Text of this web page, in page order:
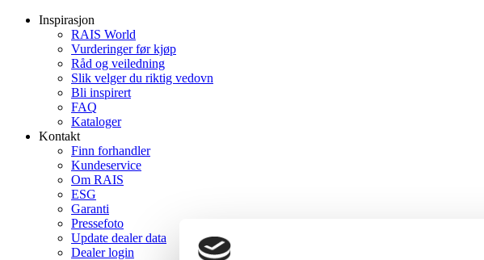
Inspirasjon
RAIS World
Vurderinger før kjøp
Råd og veiledning
Slik velger du riktig vedovn
Bli inspirert
FAQ
Kataloger
Kontakt
Finn forhandler
Kundeservice
Om RAIS
ESG
Garanti
Pressefoto
Update dealer data
Dealer login